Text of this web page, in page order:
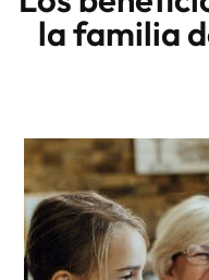
la familia